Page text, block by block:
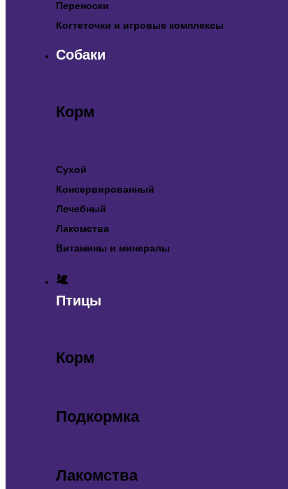
Переноски
Когтеточки и игровые комплексы
Собаки
Корм
Сухой
Консервированный
Лечебный
Лакомства
Витамины и минералы
Птицы
Корм
Подкормка
Лакомства